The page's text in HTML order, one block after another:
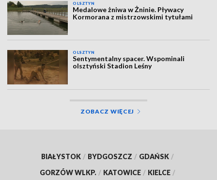
OLSZTYN
Medalowe żniwa w Żninie. Pływacy
Kormorana z mistrzowskimi tytułami
OLSZTYN
Sentymentalny spacer. Wspominali
olsztyński Stadion Leśny
ZOBACZ WIĘCEJ
BIAŁYSTOK / BYDGOSZCZ / GDAŃSK /
GORZÓW WLKP. / KATOWICE / KIELCE /